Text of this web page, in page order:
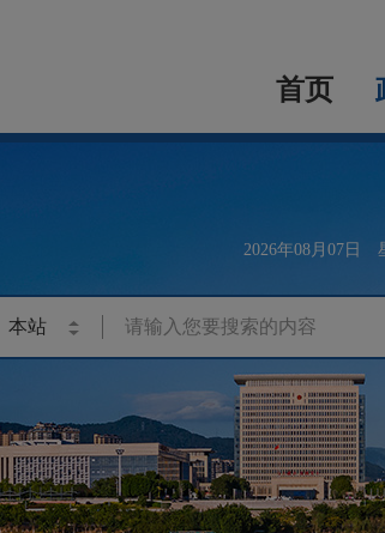
首页
2026年08月07日